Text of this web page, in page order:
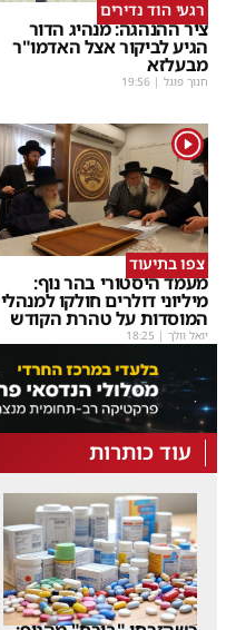
רגעי הוד נדירים
ציר ההנהגה: מנהיג הדור
הגיע לביקור אצל האדמו"ר
מבעלזא
חנוך פוגל |
19:56
1
צפו בתיעוד
מעמד היסטורי בהר נוף:
מיליוני דולרים חולקו למנהלי
המוסדות על טהרת הקודש
יואל וולך |
18:25
עוד כותרות